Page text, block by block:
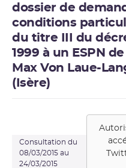
dossier de
conditions
du titre III du
1999 à un ESPN
Max Von Laue-
(Isère)
Consultation du
08/03/2015 au
24/03/2015